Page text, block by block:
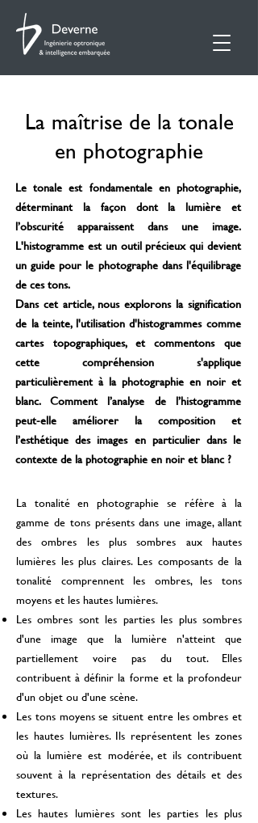
La maîtrise de la tonale
en photographie
Le tonale est fondamentale en photographie,
déterminant la façon dont la lumière et
l’obscurité apparaissent dans une image.
L'histogramme est un outil précieux qui devient
un guide pour le photographe dans l'équilibrage
de ces tons.
Dans cet article, nous explorons la signification
de la teinte, l'utilisation d'histogrammes comme
cartes topographiques, et commentons que
cette compréhension s'applique
particulièrement à la photographie en noir et
blanc. Comment l’analyse de l’histogramme
peut-elle améliorer la composition et
l’esthétique des images en particulier dans le
contexte de la photographie en noir et blanc ?
La tonalité en photographie se réfère à la
gamme de tons présents dans une image, allant
des ombres les plus sombres aux hautes
lumières les plus claires. Les composants de la
tonalité comprennent les ombres, les tons
moyens et les hautes lumières.
Les ombres sont les parties les plus sombres
d'une image que la lumière n'atteint que
partiellement voire pas du tout. Elles
contribuent à définir la forme et la profondeur
d'un objet ou d'une scène.
Les tons moyens se situent entre les ombres et
les hautes lumières. Ils représentent les zones
où la lumière est modérée, et ils contribuent
souvent à la représentation des détails et des
textures.
Les hautes lumières sont les parties les plus